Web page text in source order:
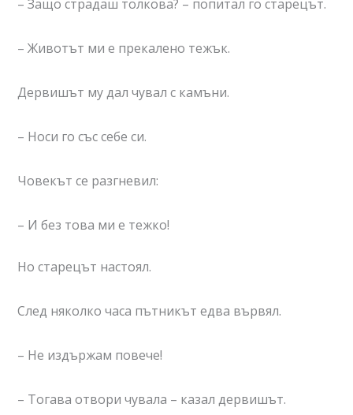
– Защо страдаш толкова? – попитал го старецът.
– Животът ми е прекалено тежък.
Дервишът му дал чувал с камъни.
– Носи го със себе си.
Човекът се разгневил:
– И без това ми е тежко!
Но старецът настоял.
След няколко часа пътникът едва вървял.
– Не издържам повече!
– Тогава отвори чувала – казал дервишът.